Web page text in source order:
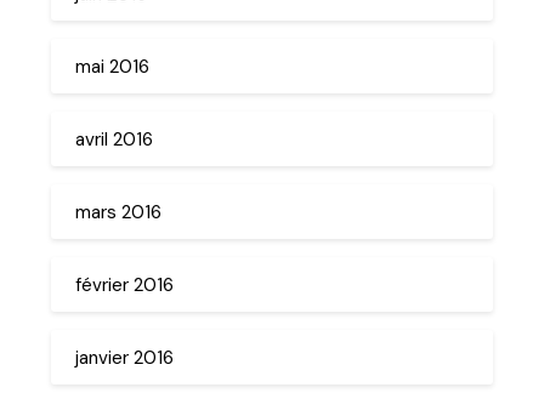
mai 2016
avril 2016
mars 2016
février 2016
janvier 2016